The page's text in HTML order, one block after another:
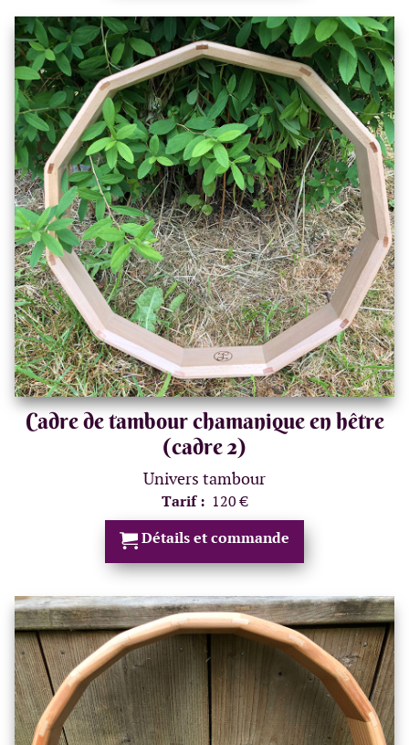
Cadre de tambour chamanique en hêtre
(cadre 2)
Univers tambour
Tarif : 120 €
Détails et commande